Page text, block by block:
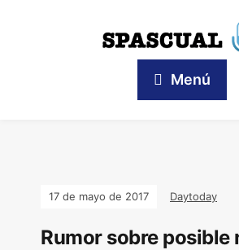
Menú
17 de mayo de 2017 Daytoday
Rumor sobre posible